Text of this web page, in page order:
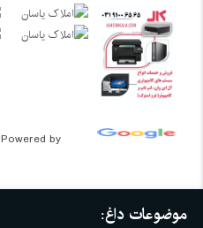
Powered by
موضوعات داغ: